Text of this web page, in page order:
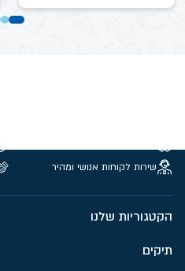
שירות לקוחות אנושי ומהיר
הקטגוריות שלנו
תיקים